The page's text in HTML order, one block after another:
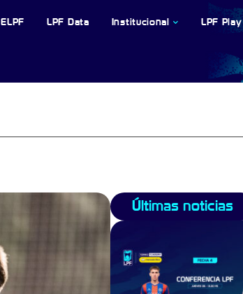
ELPF LPF Data Institucional LPF Play
Últimas noticias